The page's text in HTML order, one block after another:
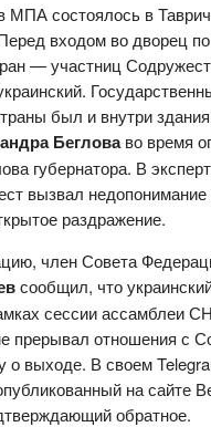
МПА состоялось в
входом во дворец
— участниц
был и внутри
Бегловаво время
губернатора. В
вызвал недопонимание
раздражение.
член Совета
сообщил, что
сессии ассамблеи
прерывал отношения с
о выходе. В своем
на сайте
обратное.